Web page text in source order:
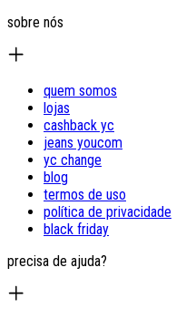
sobre nós
quem somos
lojas
cashback yc
jeans youcom
yc change
blog
termos de uso
política de privacidade
black friday
precisa de ajuda?